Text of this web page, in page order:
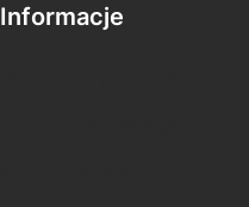
Informacje